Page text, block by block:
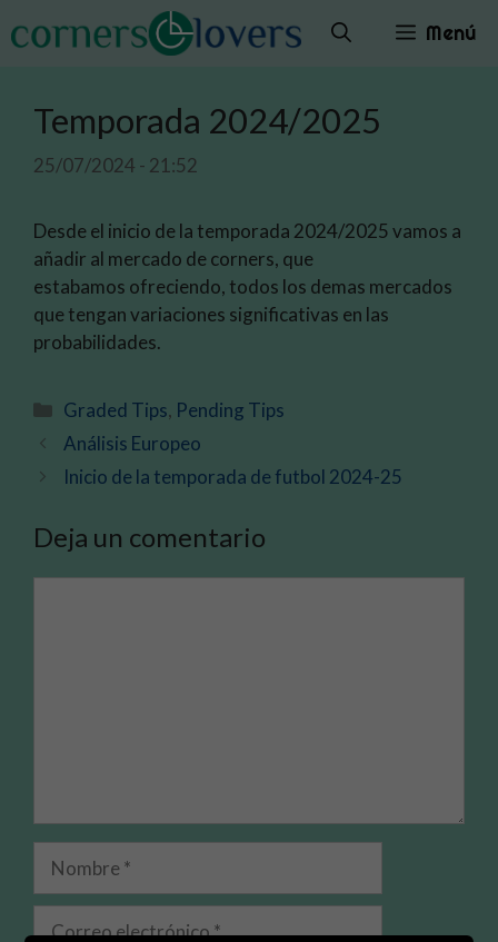
al
Menú
Temporada 2024/2025
25/07/2024 - 21:52
Desde el inicio de la temporada 2024/2025 vamos a
añadir al mercado de corners, que
estabamos ofreciendo, todos los demas mercados
que tengan variaciones significativas en las
probabilidades.
Categorías
Graded Tips, Pending Tips
Análisis Europeo
Inicio de la temporada de futbol 2024-25
Deja un comentario